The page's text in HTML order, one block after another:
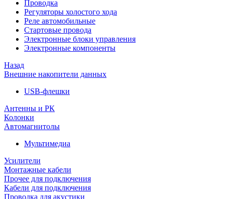
Проводка
Регуляторы холостого хода
Реле автомобильные
Стартовые провода
Электронные блоки управления
Электронные компоненты
Назад
Внешние накопители данных
USB-флешки
Антенны и РК
Колонки
Автомагнитолы
Мультимедиа
Усилители
Монтажные кабели
Прочее для подключения
Кабели для подключения
Проводка для акустики